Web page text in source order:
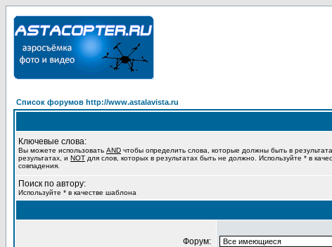
Список форумов http://www.astalavista.ru
Ключевые слова:
Вы можете использовать AND чтобы определить слова, которые должны быть в
результатах, и NOT для слов, которых в результатах быть не должно. Используйте * в
совпадения.
Поиск по автору:
Используйте * в качестве шаблона
Форум: